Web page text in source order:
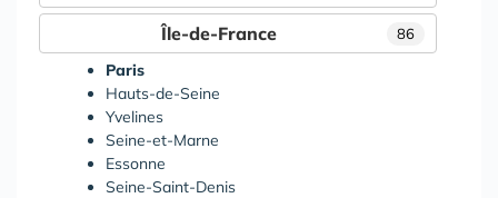
86
Île-de-France
Paris
Hauts-de-Seine
Yvelines
Seine-et-Marne
Essonne
Seine-Saint-Denis